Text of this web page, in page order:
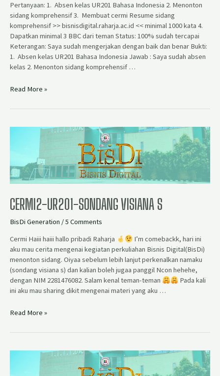
Pertanyaan: 1. Absen kelas UR201 Bahasa Indonesia 2. Menonton
sidang komprehensif 3. Membuat cermi Resume sidang
komprehensif >> bisnisdigital.raharja.ac.id << minimal 1000 kata 4.
Dapatkan minimal 3 BBC dari teman Status: 100% sudah tercapai
Keterangan: Saya sudah mengerjakan dengan baik dan benar Bukti:
1. Absen kelas UR201 Bahasa Indonesia Jawab : Saya sudah absen
kelas 2. Menonton sidang komprehensif …
Read More »
CERMI2-UR201-SONDANG VISIANA S
BisDi Generation /5 Comments
Cermi Haiii haiii hallo pribadi Raharja
I’m comebackk, hari ini
aku mau cerita mengenai kegiatan perkuliahan Bisnis Digital(BisDi)
menonton sidang. Oiyaa sebelum lebih lanjut perkenalkan namaku
(sondang visiana s) dan kalian boleh jugaa panggil Ncon hehehe,
dengan NIM 2281476082. Salam kenal teman-teman
Pada kali
ini aku mau sharing dikit mengenai materi yang aku …
Read More »